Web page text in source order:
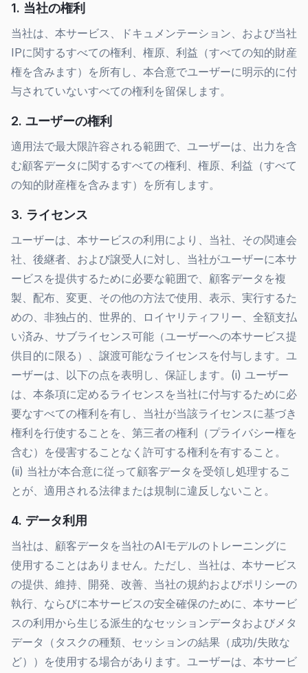
1. 当社の権利
当社は、本サービス、ドキュメンテーション、および当社
IPに関するすべての権利、権原、利益（すべての知的財産
権を含みます）を所有し、本合意でユーザーに明示的に付
与されていないすべての権利を留保します。
2. ユーザーの権利
適用法で最大限許容される範囲で、ユーザーは、出力を含
む顧客データに関するすべての権利、権原、利益（すべて
の知的財産権を含みます）を所有します。
3. ライセンス
ユーザーは、本サービスの利用により、当社、その関連会
社、後継者、および譲受人に対し、当社がユーザーに本サ
ービスを提供するために必要な範囲で、顧客データを複
製、配布、変更、その他の方法で使用、表示、実行するた
めの、非独占的、世界的、ロイヤリティフリー、全額支払
い済み、サブライセンス可能（ユーザーへの本サービス提
供目的に限る）、譲渡可能なライセンスを付与します。ユ
ーザーは、以下の点を表明し、保証します。(i) ユーザー
は、本条項に定めるライセンスを当社に付与するために必
要なすべての権利を有し、当社が当該ライセンスに基づき
権利を行使することを、第三者の権利（プライバシー権を
含む）を侵害することなく許可する権利を有すること。
(ii) 当社が本合意に従って顧客データを受領し処理するこ
とが、適用される法律または規制に違反しないこと。
4. データ利用
当社は、顧客データを当社のAIモデルのトレーニングに
使用することはありません。ただし、当社は、本サービス
の提供、維持、開発、改善、当社の規約およびポリシーの
執行、ならびに本サービスの安全確保のために、本サービ
スの利用から生じる派生的なセッションデータおよびメタ
データ（タスクの種類、セッションの結果（成功/失敗な
ど））を使用する場合があります。ユーザーは、本サービ